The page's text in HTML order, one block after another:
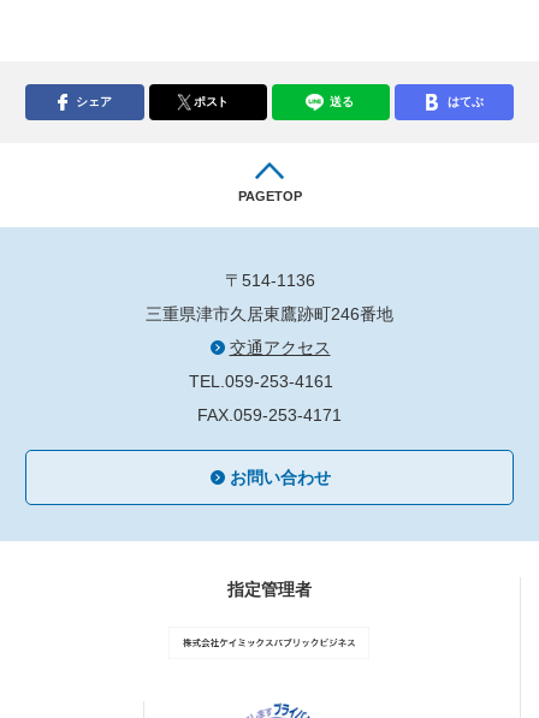
シェア ポスト 送る はてぶ
PAGETOP
〒514-1136
三重県津市久居東鷹跡町246番地
交通アクセス
TEL.059-253-4161
FAX.059-253-4171
お問い合わせ
指定管理者